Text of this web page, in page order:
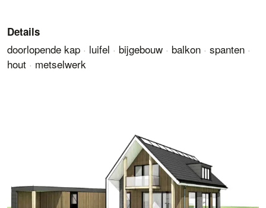
Details
doorlopende kap · luifel · bijgebouw · balkon · spanten ·
hout · metselwerk